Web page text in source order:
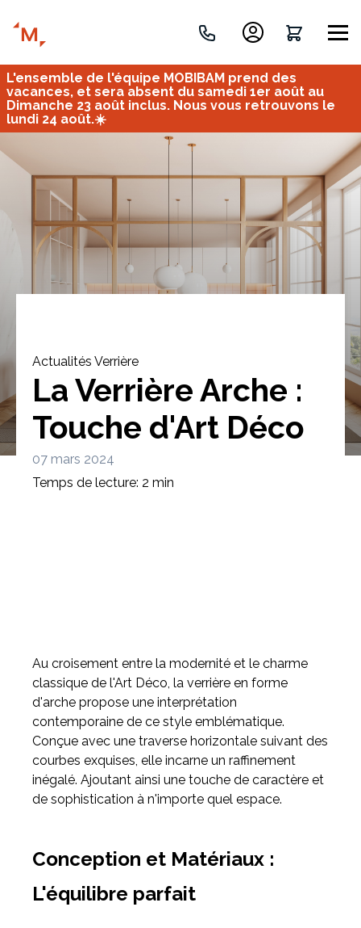
Inspirez-vous du catalogue
Personnalisez nos modèles pour créer le meuble qui vous
Bibliothèque
Créez votre projet de A à Z
L'ensemble de l'équipe MOBIBAM prend des
vacances, et sera absent du samedi 1er août au
Dimanche 23 août inclus. Nous vous retrouvons le
lundi 24 août.☀️
Actualités Verrière
La Verrière Arche :
Touche d'Art Déco
07 mars 2024
Temps de lecture: 2 min
Au croisement entre la modernité et le charme
classique de l'Art Déco, la verrière en forme
d'arche propose une interprétation
contemporaine de ce style emblématique.
Conçue avec une traverse horizontale suivant des
courbes exquises, elle incarne un raffinement
inégalé. Ajoutant ainsi une touche de caractère et
de sophistication à n'importe quel espace.
Conception et Matériaux :
L'équilibre parfait